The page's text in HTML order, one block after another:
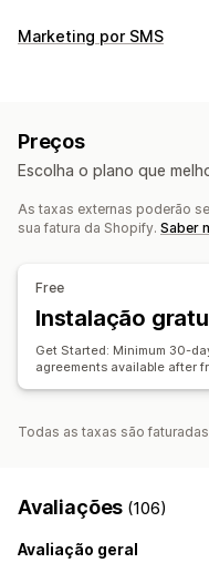
Tipos de campanhas
Campanhas
Geração por IA Lista de
Marketing por SMS
Análise de dados em
Segmentação
Automatização do fluxo
Preços
Escolha o plano que
As taxas externas poderão
sua fatura da Shopify. Saber
Free
Instalação
Get Started: Minimum 30-
agreements available after
Todas as taxas são faturadas
Avaliações (106)
Avaliação geral